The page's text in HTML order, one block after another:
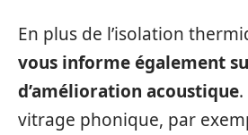
En plus de l’isolation
vous informe également
d’amélioration acoustique
vitrage phonique, par